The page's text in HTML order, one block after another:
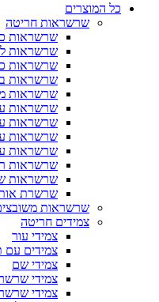
כל המוצרים
שרשראות חריטה
שרשראות
שרשראות
שרשראות
שרשראות
שרשראות
שרשראות
שרשראות
שרשראות
שרשראות
שרשראות
שרשראות
שרשרת
שרשראות
צמידים חריטה
צמידי עור
צמידים עם
צמידי שם
צמידי
צמידי